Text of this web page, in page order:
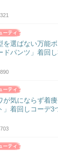
を選ばない万能
ドパンツ」着回
が気にならず着
」着回しコーデ3